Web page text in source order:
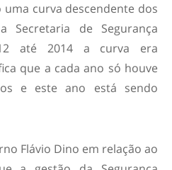
curva descendente dos
Secretaria de Segurança
até 2014 a curva era
que a cada ano só houve
e este ano está sendo
Flávio Dino em relação ao